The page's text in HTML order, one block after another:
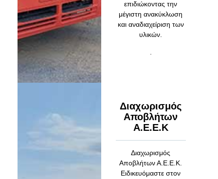
επιδιώκοντας την
μέγιστη ανακύκλωση
και αναδιαχείριση των
υλικών.
Διαχωρισμός
Αποβλήτων
Α.Ε.Ε.Κ
Διαχωρισμός
Αποβλήτων Α.Ε.Ε.Κ.
Ειδικευόμαστε στον